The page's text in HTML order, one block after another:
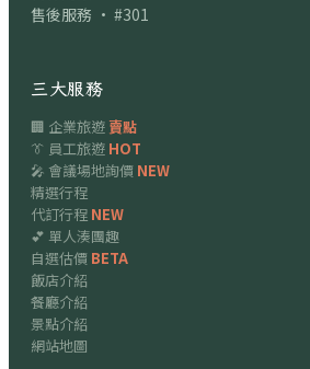
售後服務 · #301
三大服務
🏢 企業旅遊賣點
👔 員工旅遊 HOT
🎤 會議場地詢價 NEW
精選行程
代訂行程 NEW
💕 單人湊團趣
自選估價 BETA
飯店介紹
餐廳介紹
景點介紹
網站地圖